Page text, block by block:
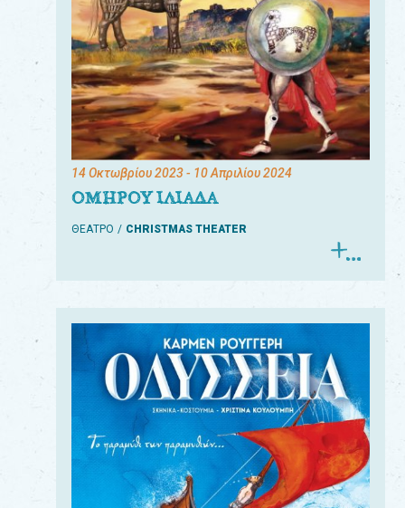
14 Οκτωβρίου 2023- 10 Απριλίου 2024
ΟΜΗΡΟΥ ΙΛΙΑΔΑ
ΘΕΑΤΡΟ CHRISTMAS THEATER